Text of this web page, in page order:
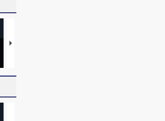
视线｜“入侵”还是“人道危